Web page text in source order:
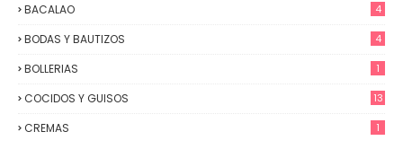
BACALAO 4
BODAS Y BAUTIZOS 4
BOLLERIAS 1
COCIDOS Y GUISOS 13
CREMAS 1